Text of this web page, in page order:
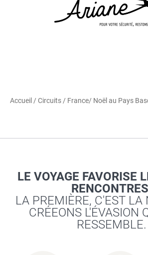
Accueil /Circuits / France/ Noël au Pays
LE VOYAGE FAVORISE
LA PREMIÈRE, C'EST LA
CRÉEONS L'ÉVASION
RESSEMBLE.